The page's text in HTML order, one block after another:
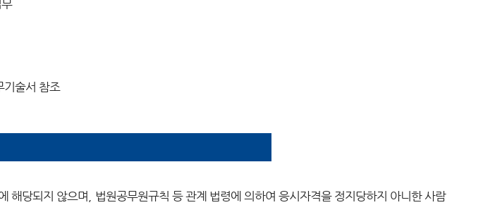
기술서 참조
해당되지 않으며 법원공무원규칙 등 관계 법령에 의하여 응시자격을 정지당하지 아니한 사람